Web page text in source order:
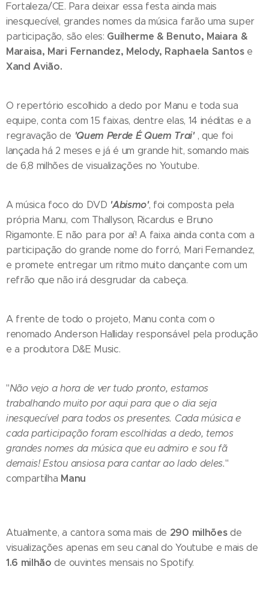
Fortaleza/CE. Para deixar essa festa ainda mais
inesquecível, grandes nomes da música farão uma super
participação, são eles: Guilherme & Benuto, Maiara &
Maraisa, Mari Fernandez, Melody, Raphaela Santose
Xand Avião.
O repertório escolhido a dedo por Manu e toda sua
equipe, conta com 15 faixas, dentre elas, 14 inéditas e a
regravação de 'Quem Perde É Quem Trai', que foi
lançada há 2 meses e já é um grande hit, somando mais
de 6,8 milhões de visualizações no Youtube.
A música foco do DVD 'Abismo', foi composta pela
própria Manu, com Thallyson, Ricardus e Bruno
Rigamonte. E não para por aí! A faixa ainda conta com a
participação do grande nome do forró, Mari Fernandez,
e promete entregar um ritmo muito dançante com um
refrão que não irá desgrudar da cabeça.
A frente de todo o projeto, Manu conta com o
renomado Anderson Halliday responsável pela produção
e a produtora D&E Music.
"Não vejo a hora de ver tudo pronto, estamos
trabalhando muito por aqui para que o dia seja
inesquecível para todos os presentes. Cada música e
cada participação foram escolhidas a dedo, temos
grandes nomes da música que eu admiro e sou fã
demais! Estou ansiosa para cantar ao lado deles."
compartilha Manu
Atualmente, a cantora soma mais de 290 milhõesde
visualizações apenas em seu canal do Youtube e mais de
1.6 milhão de ouvintes mensais no Spotify.